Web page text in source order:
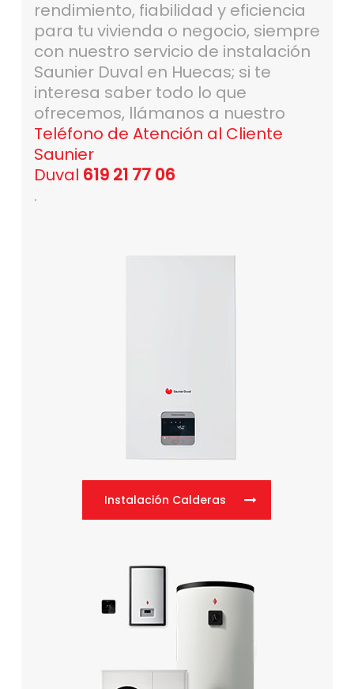
rendimiento, fiabilidad y eficiencia
para tu vivienda o negocio, siempre
con nuestro servicio de instalación
Saunier Duval en Huecas; si te
interesa saber todo lo que
ofrecemos, llámanos a nuestro
Teléfono de Atención al Cliente
Saunier
Duval 619 21 77 06
.
Instalación Calderas